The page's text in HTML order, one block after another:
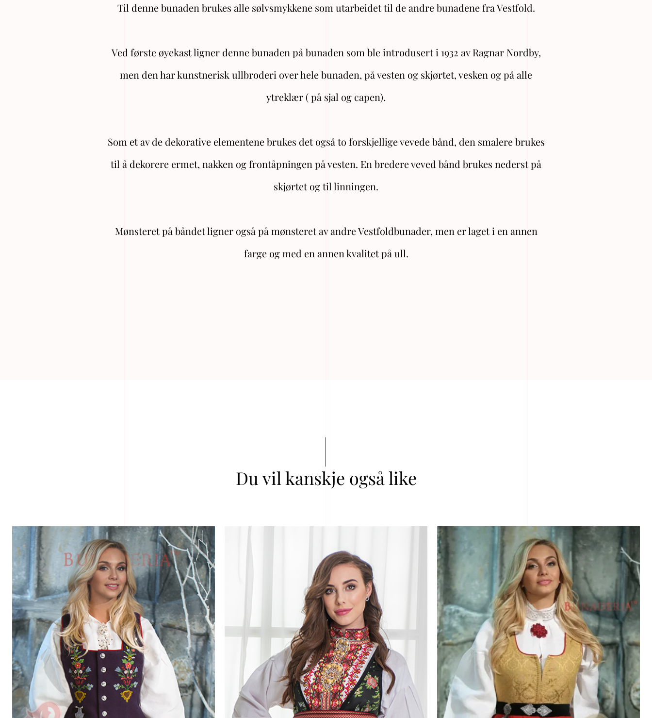
Til denne bunaden brukes alle sølvsmykkene som utarbeidet til de andre bunadene fra Vestfold.
Ved første øyekast ligner denne bunaden på bunaden som ble introdusert i 1932 av Ragnar Nordby,
men den har kunstnerisk ullbroderi over hele bunaden, på vesten og skjørtet, vesken og på alle
ytreklær ( på sjal og capen).
Som et av de dekorative elementene brukes det også to forskjellige vevede bånd, den smalere brukes
til å dekorere ermet, nakken og frontåpningen på vesten. En bredere veved bånd brukes nederst på
skjørtet og til linningen.
Mønsteret på båndet ligner også på mønsteret av andre Vestfoldbunader, men er laget i en annen
farge og med en annen kvalitet på ull.
Du vil kanskje også like